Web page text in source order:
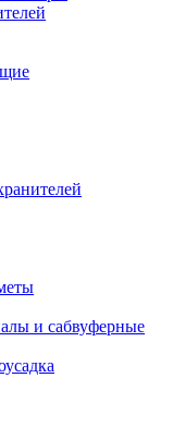
и сабвуферные